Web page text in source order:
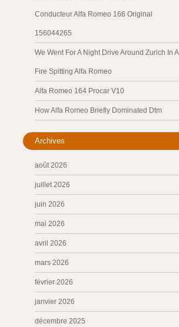
Conducteur Alfa Romeo 166 Original
156044265
We Went For A Night Drive Around Zurich In A
Fire Spitting Alfa Romeo
Alfa Romeo 164 Procar V10
How Alfa Romeo Briefly Dominated Dtm
Archives
août 2026
juillet 2026
juin 2026
mai 2026
avril 2026
mars 2026
février 2026
janvier 2026
décembre 2025